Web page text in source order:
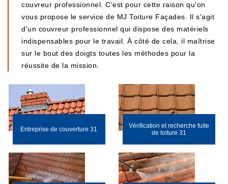
couvreur professionnel. C'est pour cette raison qu'on
vous propose le service de MJ Toiture Façades. Il s'agit
d'un couvreur professionnel qui dispose des matériels
indispensables pour le travail. À côté de cela, il maîtrise
sur le bout des doigts toutes les méthodes pour la
réussite de la mission.
Entreprise de couverture 31
Vérification et recherche fuite
de toiture 31